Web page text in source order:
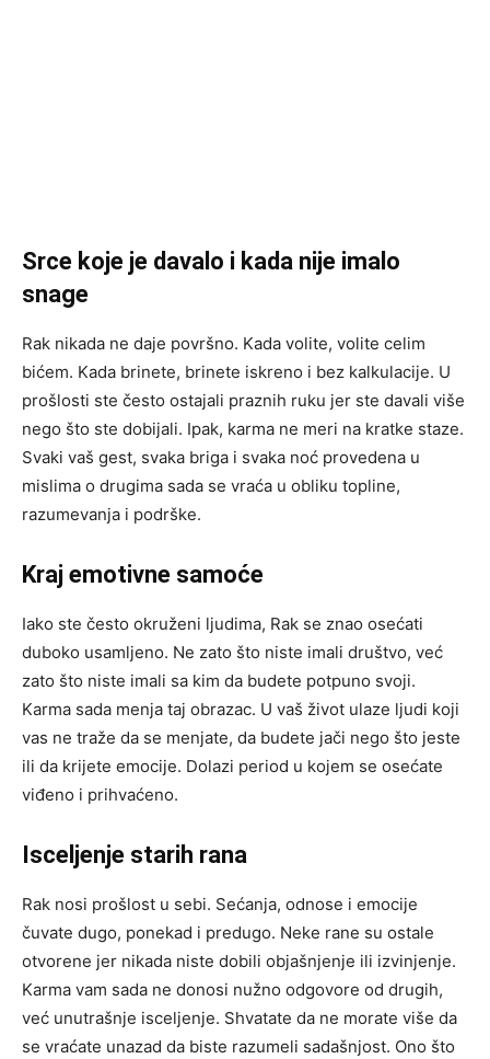
Srce koje je davalo i kada nije imalo
snage
Rak nikada ne daje površno. Kada volite, volite celim
bićem. Kada brinete, brinete iskreno i bez kalkulacije. U
prošlosti ste često ostajali praznih ruku jer ste davali više
nego što ste dobijali. Ipak, karma ne meri na kratke staze.
Svaki vaš gest, svaka briga i svaka noć provedena u
mislima o drugima sada se vraća u obliku topline,
razumevanja i podrške.
Kraj emotivne samoće
Iako ste često okruženi ljudima, Rak se znao osećati
duboko usamljeno. Ne zato što niste imali društvo, već
zato što niste imali sa kim da budete potpuno svoji.
Karma sada menja taj obrazac. U vaš život ulaze ljudi koji
vas ne traže da se menjate, da budete jači nego što jeste
ili da krijete emocije. Dolazi period u kojem se osećate
viđeno i prihvaćeno.
Isceljenje starih rana
Rak nosi prošlost u sebi. Sećanja, odnose i emocije
čuvate dugo, ponekad i predugo. Neke rane su ostale
otvorene jer nikada niste dobili objašnjenje ili izvinjenje.
Karma vam sada ne donosi nužno odgovore od drugih,
već unutrašnje isceljenje. Shvatate da ne morate više da
se vraćate unazad da biste razumeli sadašnjost. Ono što